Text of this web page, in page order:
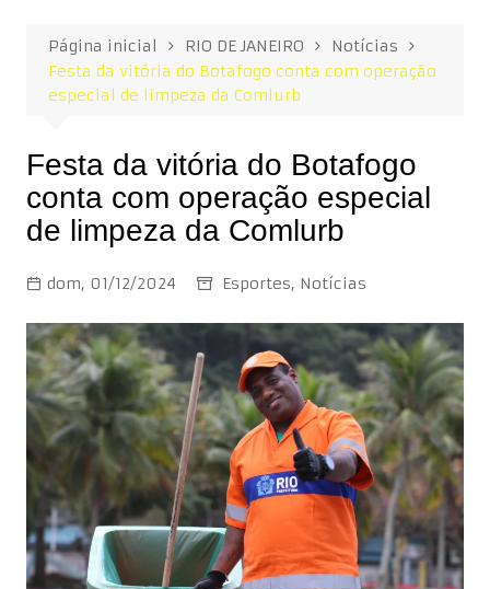
Página inicial RIO DE JANEIRO
Notícias
Festa da vitória do Botafogo conta com operação
especial de limpeza da Comlurb
Festa da vitória do Botafogo
conta com operação especial
de limpeza da Comlurb
dom, 01/12/2024 Esportes, Notícias